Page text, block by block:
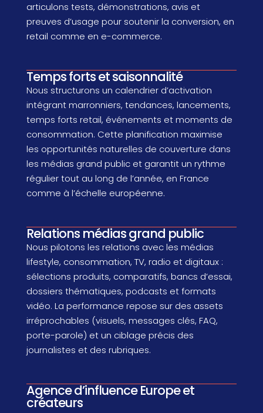
articulons tests, démonstrations, avis et
preuves d’usage pour soutenir la conversion, en
retail comme en e-commerce.
Temps forts et saisonnalité
Nous structurons un calendrier d’activation
intégrant marronniers, tendances, lancements,
temps forts retail, événements et moments de
consommation. Cette planification maximise
les opportunités naturelles de couverture dans
les médias grand public et garantit un rythme
régulier tout au long de l’année, en France
comme à l’échelle européenne.
Relations médias grand public
Nous pilotons les relations avec les médias
lifestyle, consommation, TV, radio et digitaux :
sélections produits, comparatifs, bancs d’essai,
dossiers thématiques, podcasts et formats
vidéo. La performance repose sur des assets
irréprochables (visuels, messages clés, FAQ,
porte-parole) et un ciblage précis des
journalistes et des rubriques.
Agence d’influence Europe et
créateurs